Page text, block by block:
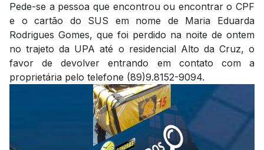
Pede-se a pessoa que encontrou ou encontrar o CPF
e o cartão do SUS em nome de Maria Eduarda
Rodrigues Gomes, que foi perdido na noite de ontem
no trajeto da UPA até o residencial Alto da Cruz, o
favor de devolver entrando em contato com a
proprietária pelo telefone (89)9.8152-9094.